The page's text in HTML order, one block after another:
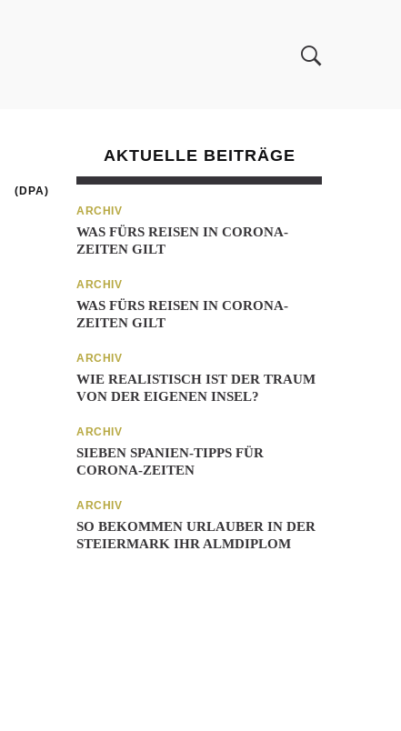
(DPA)
AKTUELLE BEITRÄGE
ARCHIV
WAS FÜRS REISEN IN CORONA-
ZEITEN GILT
ARCHIV
WAS FÜRS REISEN IN CORONA-
ZEITEN GILT
ARCHIV
WIE REALISTISCH IST DER TRAUM
VON DER EIGENEN INSEL?
ARCHIV
SIEBEN SPANIEN-TIPPS FÜR
CORONA-ZEITEN
ARCHIV
SO BEKOMMEN URLAUBER IN DER
STEIERMARK IHR ALMDIPLOM